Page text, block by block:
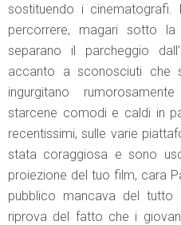
sostituendo i cinematografi.
percorrere, magari sotto
separano il parcheggio
accanto a sconosciuti che
ingurgitano
starcene comodi e caldi in
recentissimi, sulle varie
stata coraggiosa e sono
proiezione del tuo film, cara
pubblico mancava del
riprova del fatto che i